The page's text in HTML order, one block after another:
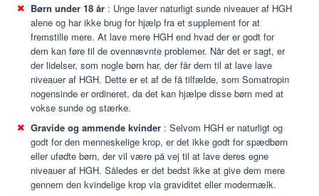
Børn under 18 år : Unge laver naturligt sunde niveauer af HGH
alene og har ikke brug for hjælp fra et supplement for at
fremstille mere. At lave mere HGH end hvad der er godt for
dem kan føre til de ovennævnte problemer. Når det er sagt, er
der lidelser, som nogle børn har, der får dem til at lave lave
niveauer af HGH. Dette er et af de få tilfælde, som Somatropin
nogensinde er ordineret, da det kan hjælpe disse børn med at
vokse sunde og stærke.
Gravide og ammende kvinder : Selvom HGH er naturligt og
godt for den menneskelige krop, er det ikke godt for spædbørn
eller ufødte børn, der vil være på vej til at lave deres egne
niveauer af HGH. Således er det bedst ikke at give dem mere
gennem den kvindelige krop via graviditet eller modermælk.